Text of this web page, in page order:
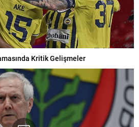
Kritik Gelişmeler